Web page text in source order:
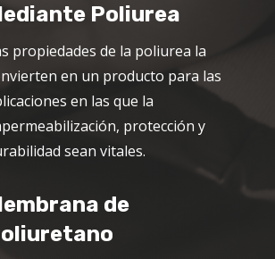
Poliurea
propiedades de la poliurea la
en un producto para las
en las que la
protección y
sean vitales.
de